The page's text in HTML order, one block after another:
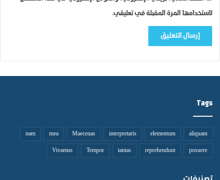
لاستخدامها المرة المقبلة في تعليقي.
Tags
aliquam
elementum
interpretaris
Maecenas
mea
nam
posuere
reprehendunt
tantas
Tempor
Vivamus